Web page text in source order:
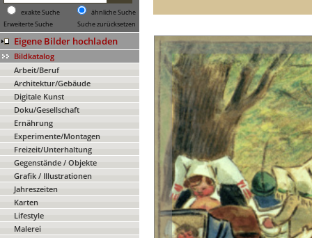
exakte Suche
ähnliche Suche
Erweiterte Suche
Suche zurücksetzen
Eigene Bilder hochladen
Bildkatalog
Arbeit/Beruf
Architektur/Gebäude
Digitale Kunst
Doku/Gesellschaft
Ernährung
Experimente/Montagen
Freizeit/Unterhaltung
Gegenstände / Objekte
Grafik / Illustrationen
Jahreszeiten
Karten
Lifestyle
Malerei